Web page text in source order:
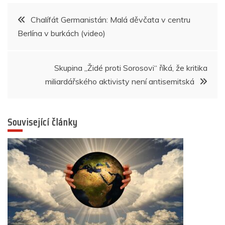
o
o
p
p
g
er
n
m
Navigace
pro
příspěvek
Chalífát Germanistán: Malá děvčata v centru
Berlína v burkách (video)
Skupina „Židé proti Sorosovi“ říká, že kritika
miliardářského aktivisty není antisemitská
Související články